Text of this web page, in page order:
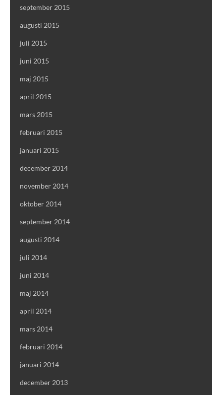
september 2015
augusti 2015
juli 2015
juni 2015
maj 2015
april 2015
mars 2015
februari 2015
januari 2015
december 2014
november 2014
oktober 2014
september 2014
augusti 2014
juli 2014
juni 2014
maj 2014
april 2014
mars 2014
februari 2014
januari 2014
december 2013